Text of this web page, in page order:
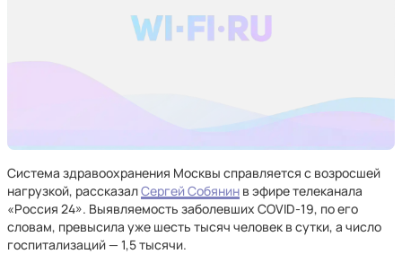
Система здравоохранения Москвы справляется с возросшей
нагрузкой, рассказалСергей Собянин в эфире телеканала
«Россия 24». Выявляемость заболевших COVID-19, по его
словам, превысила уже шесть тысяч человек в сутки, а число
госпитализаций — 1,5 тысячи.